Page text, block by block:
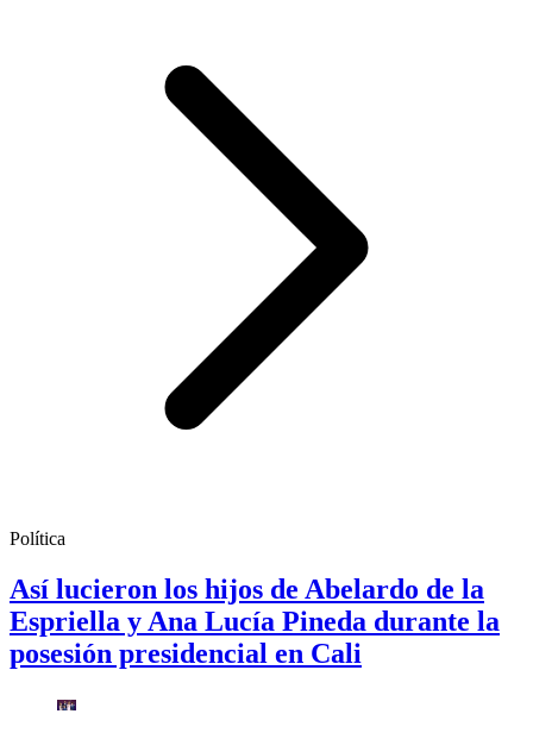
Política
Así lucieron los hijos de Abelardo de la
Espriella y Ana Lucía Pineda durante la
posesión presidencial en Cali